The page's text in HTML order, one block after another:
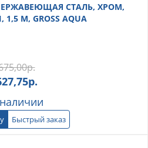
СТАЛЬ, ХРОМ,
М, GROSS AQUA
р.
р.
Быстрый заказ